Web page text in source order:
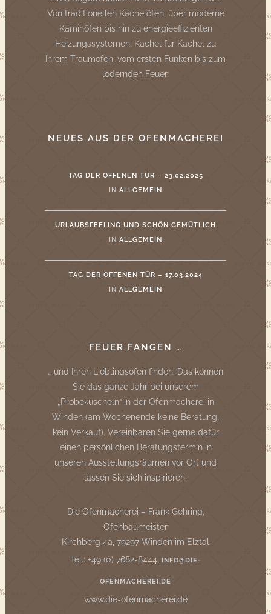
Von traditionellen Kachelöfen, über moderne
Kaminöfen bis hin zu energieeffizienten
Heizungssystemen. Kachel für Kachel zu
Ihrem Traumofen, vom ersten Funken bis zum
lodernden Feuer.
NEUES AUS DER OFENMACHEREI
TAG DER OFFENEN TÜR – 23.02.2025
IN ALLGEMEIN
URLAUBSFEELING UND SCHÖN GEMÜTLICH
IN ALLGEMEIN
TAG DER OFFENEN TÜR – 17.03.2024
IN ALLGEMEIN
FEUER FANGEN …
… und Ihren Lieblingsofen finden. Das können
Sie das ganze Jahr bei unserem
„Probekuscheln“ in der Ofenmacherei in
Winden (am Wochenende keine Beratung,
kein Verkauf). Vereinbaren Sie gerne dafür
einen persönlichen Beratungstermin in
unseren Ausstellungsräumen vor Ort und
lassen Sie sich inspirieren.
Die Ofenmacherei – Frank Gehring,
Ofenbaumeister
Kirchberg 4a, 79297 Winden im Elztal
Tel.: +49 (0) 7682-8444,
INFO@DIE-
OFENMACHEREI.DE
www.die-ofenmacherei.de